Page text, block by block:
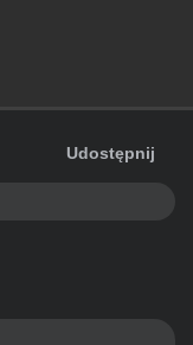
Udostępnij